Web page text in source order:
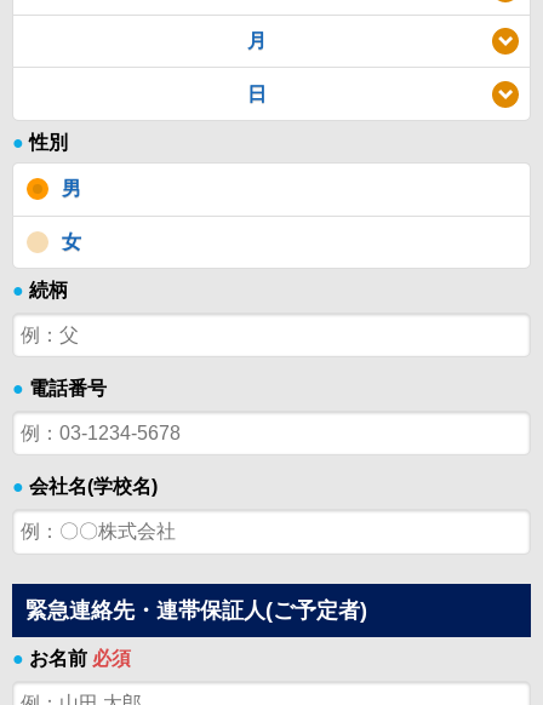
月
日
● 性別
男
女
● 続柄
● 電話番号
● 会社名(学校名)
緊急連絡先・連帯保証人(ご予定者)
● お名前 必須